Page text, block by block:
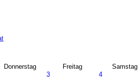
Donnerstag Freitag Samstag
3 4